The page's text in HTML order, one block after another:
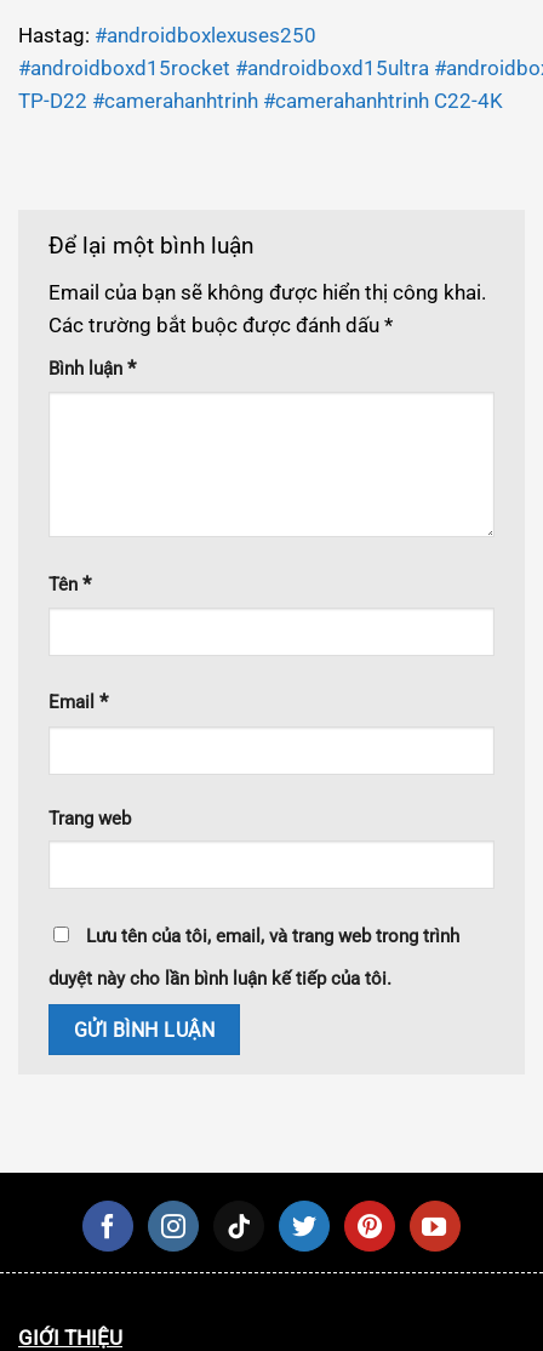
Hastag: #androidboxlexuses250
#androidboxd15rocket #androidboxd15ultra
TP-D22 #camerahanhtrinh #camerahanhtrinh C22-4K
Để lại một bình luận
Email của bạn sẽ không được hiển thị công khai.
Các trường bắt buộc được đánh dấu *
Bình luận *
Tên *
Email *
Trang web
Lưu tên của tôi, email, và trang web trong trình
duyệt này cho lần bình luận kế tiếp của tôi.
GIỚI THIỆU